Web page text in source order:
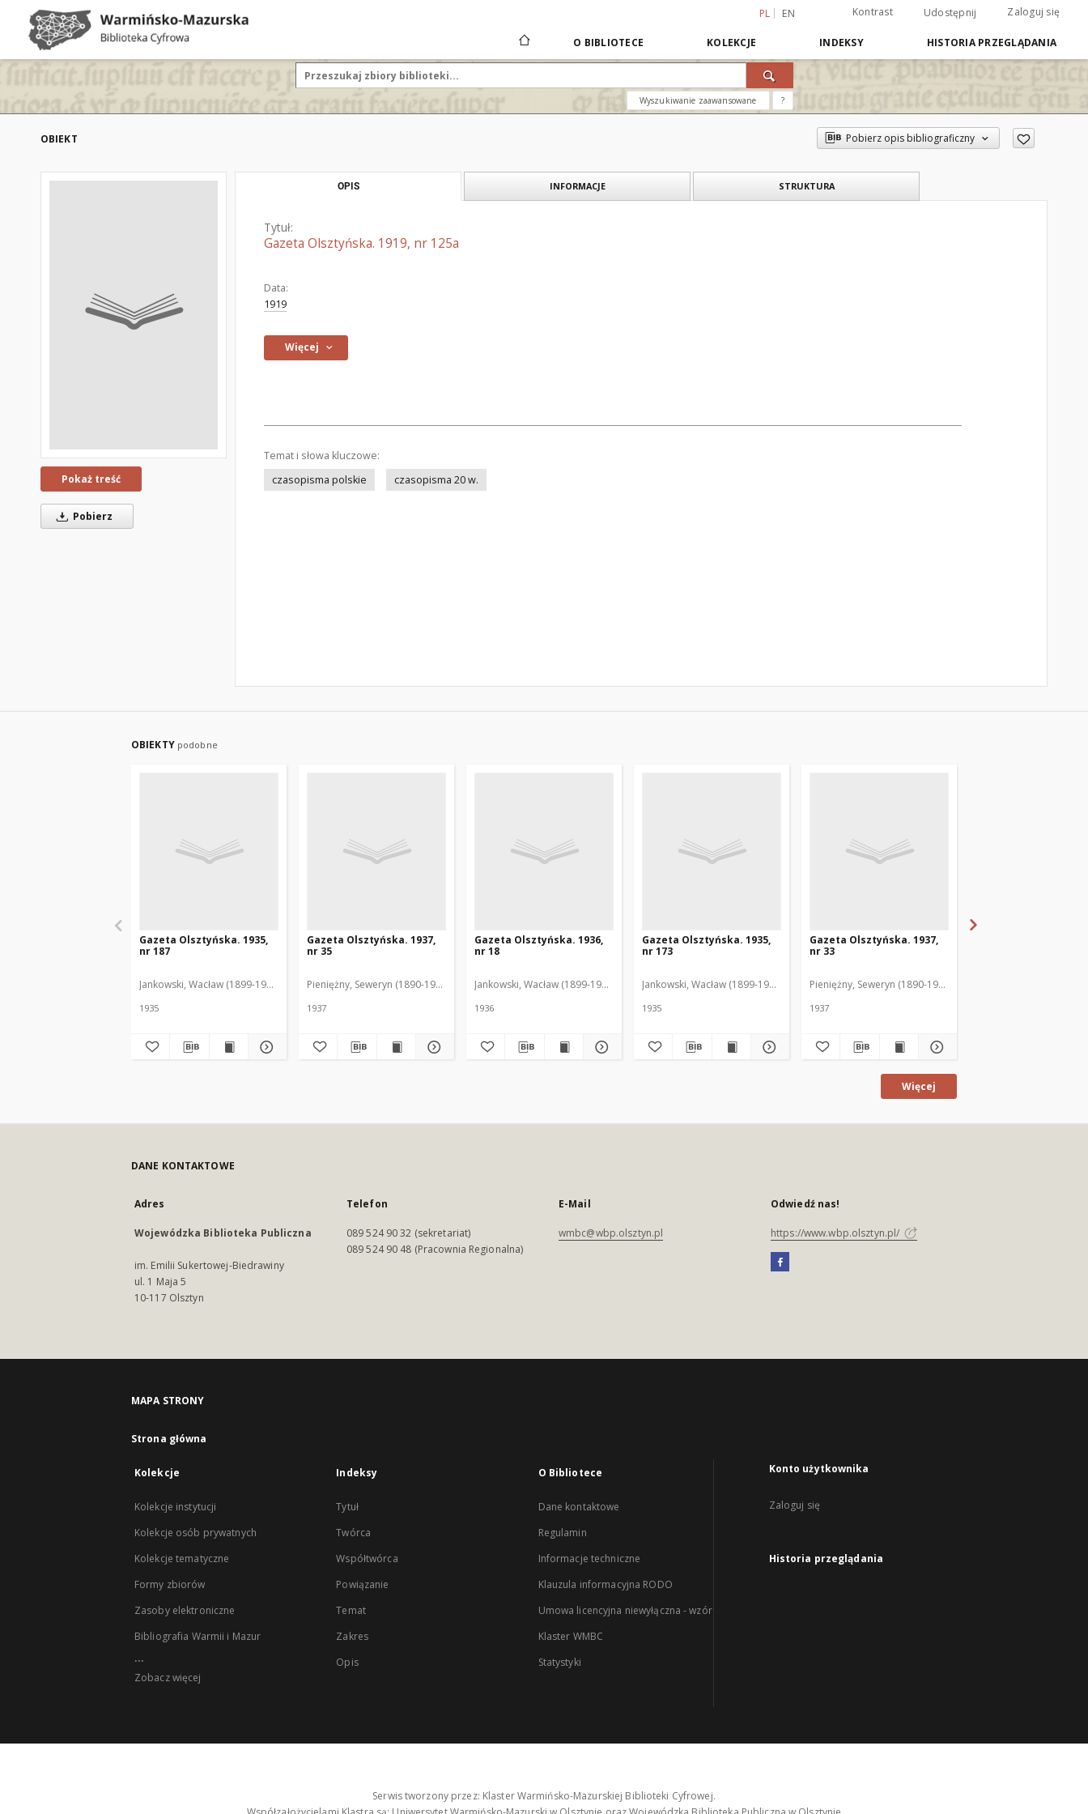
PL EN Kontrast Udostępnij Zaloguj się
O BIBLIOTECE KOLEKCJE INDEKSY HISTORIA PRZEGLĄDANIA
Wyszukiwanie zaawansowane ?
OBIEKT Pobierz opis bibliograficzny
Pokaż treść
Pobierz
OPIS INFORMACJE STRUKTURA
Tytuł:
Gazeta Olsztyńska. 1919, nr 125a
Data:
1919
Więcej
Temat i słowa kluczowe:
czasopisma polskie
czasopisma 20 w.
OBIEKTY podobne
Gazeta Olsztyńska. 1935,
nr 187
Jankowski, Wacław (1899-1975). Red.
1935
Gazeta Olsztyńska. 1937,
nr 35
Pieniężny, Seweryn (1890-1940). Red.
1937
Gazeta Olsztyńska. 1936,
nr 18
Jankowski, Wacław (1899-1975). Red.
1936
Gazeta Olsztyńska. 1935,
nr 173
Jankowski, Wacław (1899-1975). Red.
1935
Gazeta Olsztyńska. 1937,
nr 33
Pieniężny, Seweryn (1890-1940). Red.
1937
Więcej
DANE KONTAKTOWE
Adres
Wojewódzka Biblioteka Publiczna
im. Emilii Sukertowej-Biedrawiny
ul. 1 Maja 5
10-117 Olsztyn
Telefon
089 524 90 32 (sekretariat)
089 524 90 48 (Pracownia Regionalna)
E-Mail
wmbc@wbp.olsztyn.pl
Odwiedź nas!
https://www.wbp.olsztyn.pl/
MAPA STRONY
Strona główna
Kolekcje
Kolekcje instytucji
Kolekcje osób prywatnych
Kolekcje tematyczne
Formy zbiorów
Zasoby elektroniczne
Bibliografia Warmii i Mazur
...
Zobacz więcej
Indeksy
Tytuł
Twórca
Współtwórca
Powiązanie
Temat
Zakres
Opis
O Bibliotece
Dane kontaktowe
Regulamin
Informacje techniczne
Klauzula informacyjna RODO
Umowa licencyjna niewyłączna - wzór
Klaster WMBC
Statystyki
Konto użytkownika
Zaloguj się
Historia przeglądania
Serwis tworzony przez: Klaster Warmińsko-Mazurskiej Biblioteki Cyfrowej.